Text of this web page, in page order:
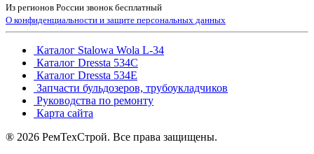
Из регионов России звонок бесплатный
О конфиденциальности и защите персональных данных
Каталог Stalowa Wola L-34
Каталог Dressta 534C
Каталог Dressta 534E
Запчасти бульдозеров, трубоукладчиков
Руководства по ремонту
Карта сайта
® 2026 РемТехСтрой. Все права защищены.